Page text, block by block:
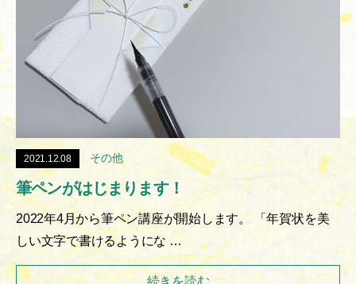
2021.12.08 その他
筆ペンがはじまります！
2022年4月から筆ペン講座が開始します。 「年賀状を美
しい文字で書けるようにな …
続きを読む